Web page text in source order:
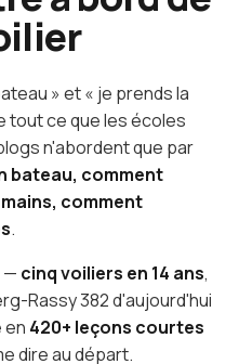
» et « je prends la
tout ce que les écoles
n'abordent que par
bateau, comment
comment
.
— cinq voiliers en 14 ans,
Rassy 382 d'aujourd'hui
en 420+ leçons courtes
dire au départ.